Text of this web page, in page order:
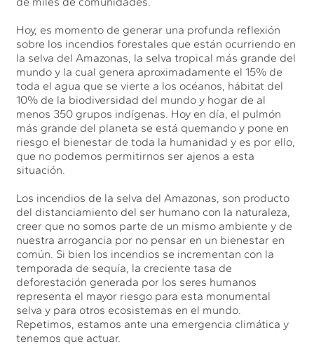
Hoy, es momento de generar una profunda reflexión
sobre los incendios forestales que están ocurriendo en
la selva del Amazonas, la selva tropical más grande del
mundo y la cual genera aproximadamente el 15% de
toda el agua que se vierte a los océanos, hábitat del
10% de la biodiversidad del mundo y hogar de al
menos 350 grupos indígenas. Hoy en día, el pulmón
más grande del planeta se está quemando y pone en
riesgo el bienestar de toda la humanidad y es por ello,
que no podemos permitirnos ser ajenos a esta
situación.
Los incendios de la selva del Amazonas, son producto
del distanciamiento del ser humano con la naturaleza,
creer que no somos parte de un mismo ambiente y de
nuestra arrogancia por no pensar en un bienestar en
común. Si bien los incendios se incrementan con la
temporada de sequía, la creciente tasa de
deforestación generada por los seres humanos
representa el mayor riesgo para esta monumental
selva y para otros ecosistemas en el mundo.
Repetimos, estamos ante una emergencia climática y
tenemos que actuar.